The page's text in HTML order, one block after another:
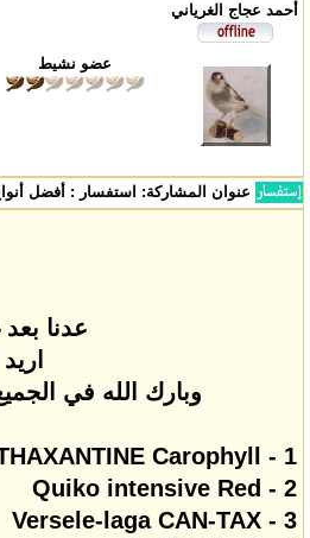
أحمد عجاج الغرياني
عضو نشيط
عنوان المشاركة: استفسار : أفضل
عدنا
وبارك الله في
1 - Quiko CANTHAXANTINE Carophyll
2 - Quiko intensive Red
3 - Versele-laga CAN-TAX